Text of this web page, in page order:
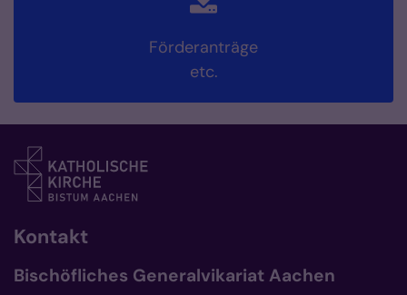
Förderanträge
etc.
Kontakt
Bischöfliches Generalvikariat Aachen